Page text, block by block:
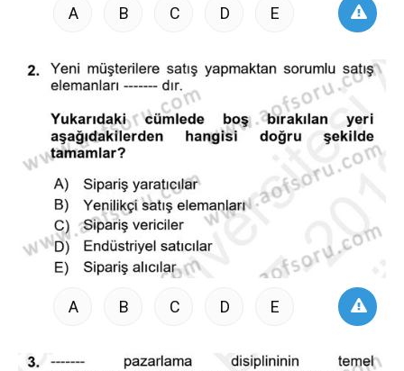
A B C D E
A B C D E